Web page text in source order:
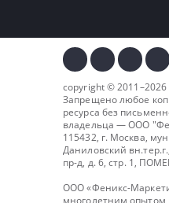
copyright ©
Запрещено любое
ресурса без
владельца — ООО "
115432, г. Москва,
Даниловский
пр-д, д. 6, стр. 1,
ООО «Феникс-